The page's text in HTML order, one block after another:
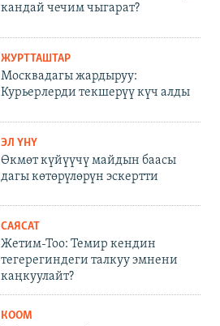
кандай чечим чыгарат?
ЖУРТТАШТАР
Москвадагы жардыруу:
Курьерлерди текшерүү күч алды
ЭЛ ҮНҮ
Өкмөт күйүүчү майдын баасы
дагы көтөрүлөрүн эскертти
САЯСАТ
Жетим-Тоо: Темир кендин
тегерегиндеги талкуу эмнени
каңкуулайт?
КООМ